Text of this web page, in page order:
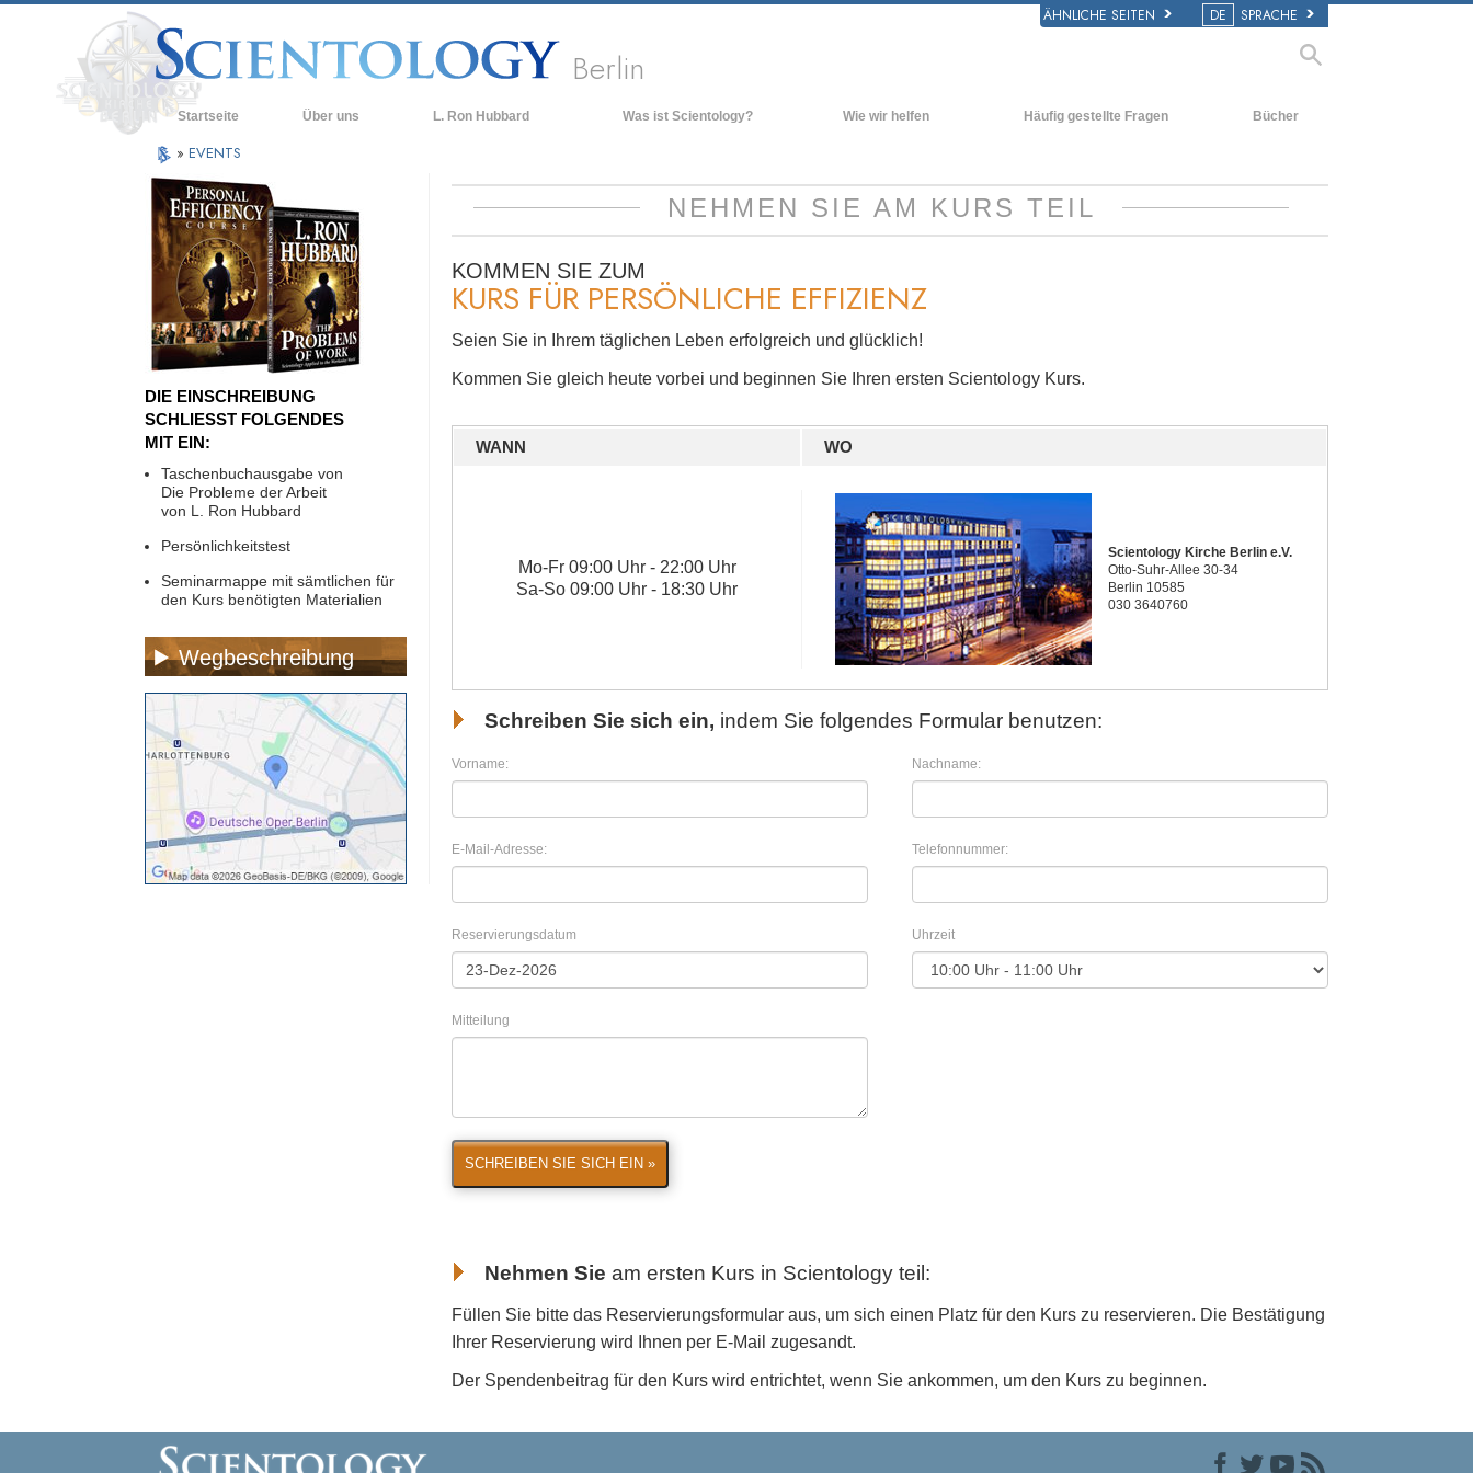
ÄHNLICHE SEITEN DE SPRACHE
Berlin
Startseite Über uns L. Ron Hubbard Was ist Scientology?
Kodizes
Lernen Sie einen Scientologen kennen
Wie wir helfen Häufig gestellte Fragen
Innerhalb einer Scientology Kirche
Bücher
» EVENTS
NEHMEN SIE AM KURS TEIL
KOMMEN SIE ZUM
KURS FÜR PERSÖNLICHE EFFIZIENZ
Seien Sie in Ihrem täglichen Leben erfolgreich und glücklich!
Kommen Sie gleich heute vorbei und beginnen Sie Ihren ersten Scientology Kurs.
WANN WO
Mo-Fr 09:00 Uhr - 22:00 Uhr
Sa-So 09:00 Uhr - 18:30 Uhr
Scientology Kirche Berlin e.V.
Otto-Suhr-Allee 30-34
Berlin 10585
030 3640760
Schreiben Sie sich ein, indem Sie folgendes Formular benutzen:
Vorname: Nachname:
E-Mail-Adresse: Telefonnummer:
Reservierungsdatum Uhrzeit
Mitteilung
SCHREIBEN SIE SICH EIN »
Nehmen Sie am ersten Kurs in Scientology teil:
Füllen Sie bitte das Reservierungsformular aus, um sich einen Platz für den Kurs zu reservieren. Die Bestätigung
Ihrer Reservierung wird Ihnen per E-Mail zugesandt.
Der Spendenbeitrag für den Kurs wird entrichtet, wenn Sie ankommen, um den Kurs zu beginnen.
DIE EINSCHREIBUNG
SCHLIESST FOLGENDES
MIT EIN:
Taschenbuchausgabe von
Die Probleme der Arbeit
von L. Ron Hubbard
Persönlichkeitstest
Seminarmappe mit sämtlichen für
den Kurs benötigten Materialien
Wegbeschreibung